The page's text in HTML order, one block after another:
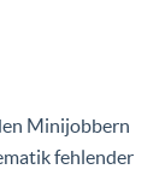
Minijobbern
fehlender